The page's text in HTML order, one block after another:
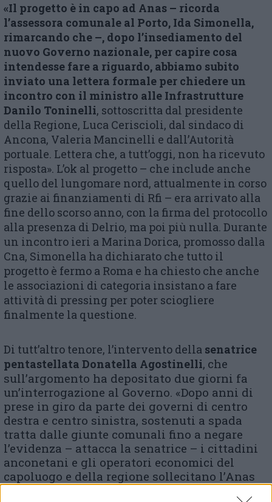
«Il progetto è in capo ad Anas – ricorda
l’assessora comunale al Porto, Ida Simonella,
rimarcando che –, dopo l’insediamento del
nuovo Governo nazionale, per capire cosa
intendesse fare a riguardo, abbiamo subito
inviato una lettera formale per chiedere un
incontro con il ministro alle Infrastrutture
Danilo Toninelli, sottoscritta dal presidente
della Regione, Luca Ceriscioli, dal sindaco di
Ancona, Valeria Mancinelli e dall’Autorità
portuale. Lettera che, a tutt’oggi, non ha ricevuto
risposta». L’ok al progetto – che include anche
quello del lungomare nord, attualmente in corso
grazie ai finanziamenti di Rfi – era arrivato alla
fine dello scorso anno, con la firma del protocollo
alla presenza di Delrio, ma poi più nulla. Durante
un incontro ieri a Marina Dorica, promosso dalla
Cna, Simonella ha dichiarato che tutto il
progetto è fermo a Roma e ha chiesto che anche
le associazioni di categoria insistano a fare
attività di pressing per poter sciogliere
finalmente la questione.
Di tutt’altro tenore, l’intervento della senatrice
pentastellata Donatella Agostinelli, che
sull’argomento ha depositato due giorni fa
un’interrogazione al Governo. «Dopo anni di
prese in giro da parte dei governi di centro
destra e centro sinistra, sostenuti a spada
tratta dalle giunte comunali fino a negare
l’evidenza – attacca la senatrice – i cittadini
anconetani e gli operatori economici del
capoluogo e della regione sollecitano l’Anas
affinché realizzi questo collegamento